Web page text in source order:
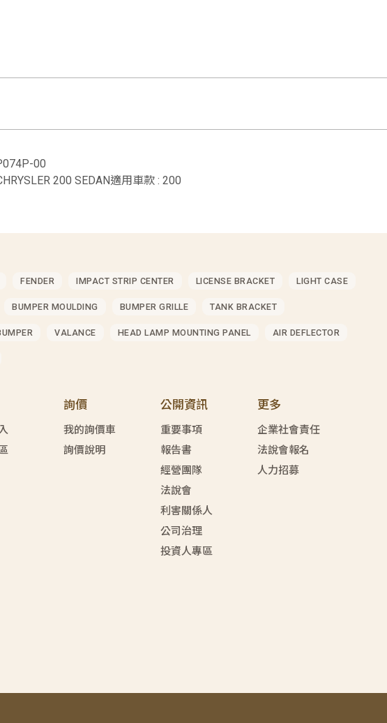
00
200 SEDAN適用車款 : 200
FENDER IMPACT STRIP CENTER LICENSE BRACKET LIGHT CASE
BUMPER MOULDING BUMPER GRILLE TANK BRACKET
VALANCE HEAD LAMP MOUNTING PANEL AIR DEFLECTOR
詢價
我的詢價車
詢價說明
公開資訊
重要事項
報告書
經營團隊
法說會
利害關係人
公司治理
投資人專區
更多
企業社會責任
法說會報名
人力招募